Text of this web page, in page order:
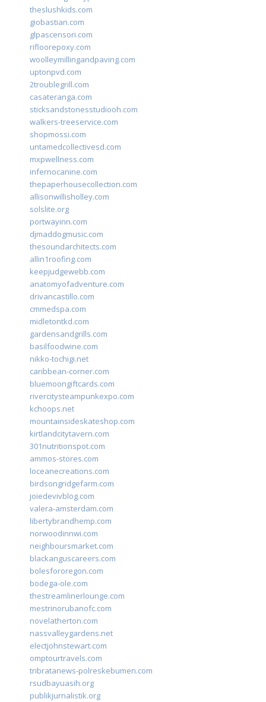
theslushkids.com
giobastian.com
glpascensori.com
rifloorepoxy.com
woolleymillingandpaving.com
uptonpvd.com
2troublegrill.com
casateranga.com
sticksandstonesstudiooh.com
walkers-treeservice.com
shopmossi.com
untamedcollectivesd.com
mxpwellness.com
infernocanine.com
thepaperhousecollection.com
allisonwillisholley.com
solslite.org
portwayinn.com
djmaddogmusic.com
thesoundarchitects.com
allin1roofing.com
keepjudgewebb.com
anatomyofadventure.com
drivancastillo.com
cmmedspa.com
midletontkd.com
gardensandgrills.com
basilfoodwine.com
nikko-tochigi.net
caribbean-corner.com
bluemoongiftcards.com
rivercitysteampunkexpo.com
kchoops.net
mountainsideskateshop.com
kirtlandcitytavern.com
301nutritionspot.com
ammos-stores.com
loceanecreations.com
birdsongridgefarm.com
joiedevivblog.com
valera-amsterdam.com
libertybrandhemp.com
norwoodinnwi.com
neighboursmarket.com
blackanguscareers.com
bolesfororegon.com
bodega-ole.com
thestreamlinerlounge.com
mestrinorubanofc.com
novelatherton.com
nassvalleygardens.net
electjohnstewart.com
omptourtravels.com
tribratanews-polreskebumen.com
rsudbayuasih.org
publikjurnalistik.org